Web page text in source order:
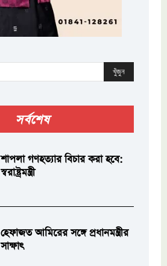
খুঁজুন
সর্বশেষ
শাপলা গণহত্যার বিচার করা হবে:
স্বরাষ্ট্রমন্ত্রী
হেফাজত আমিরের সঙ্গে প্রধানমন্ত্রীর
সাক্ষাৎ